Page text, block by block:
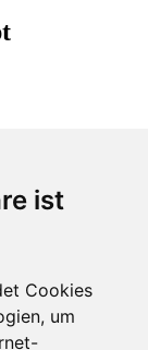
ist
Cookies
um